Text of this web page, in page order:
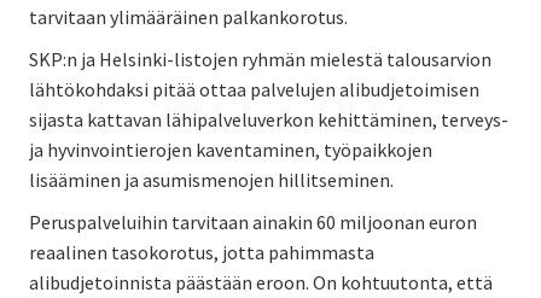
tarvitaan ylimääräinen palkankorotus.
SKP:n ja Helsinki-listojen ryhmän mielestä talousarvion
lähtökohdaksi pitää ottaa palvelujen alibudjetoimisen
sijasta kattavan lähipalveluverkon kehittäminen, terveys-
ja hyvinvointierojen kaventaminen, työpaikkojen
lisääminen ja asumismenojen hillitseminen.
Peruspalveluihin tarvitaan ainakin 60 miljoonan euron
reaalinen tasokorotus, jotta pahimmasta
alibudjetoinnista päästään eroon. On kohtuutonta, että